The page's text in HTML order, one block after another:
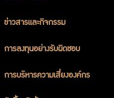
ข่าวสารและกิจกรรม
การลงทุนอย่างรับผิดชอบ
การบริหารความเสี่ยงองค์กร